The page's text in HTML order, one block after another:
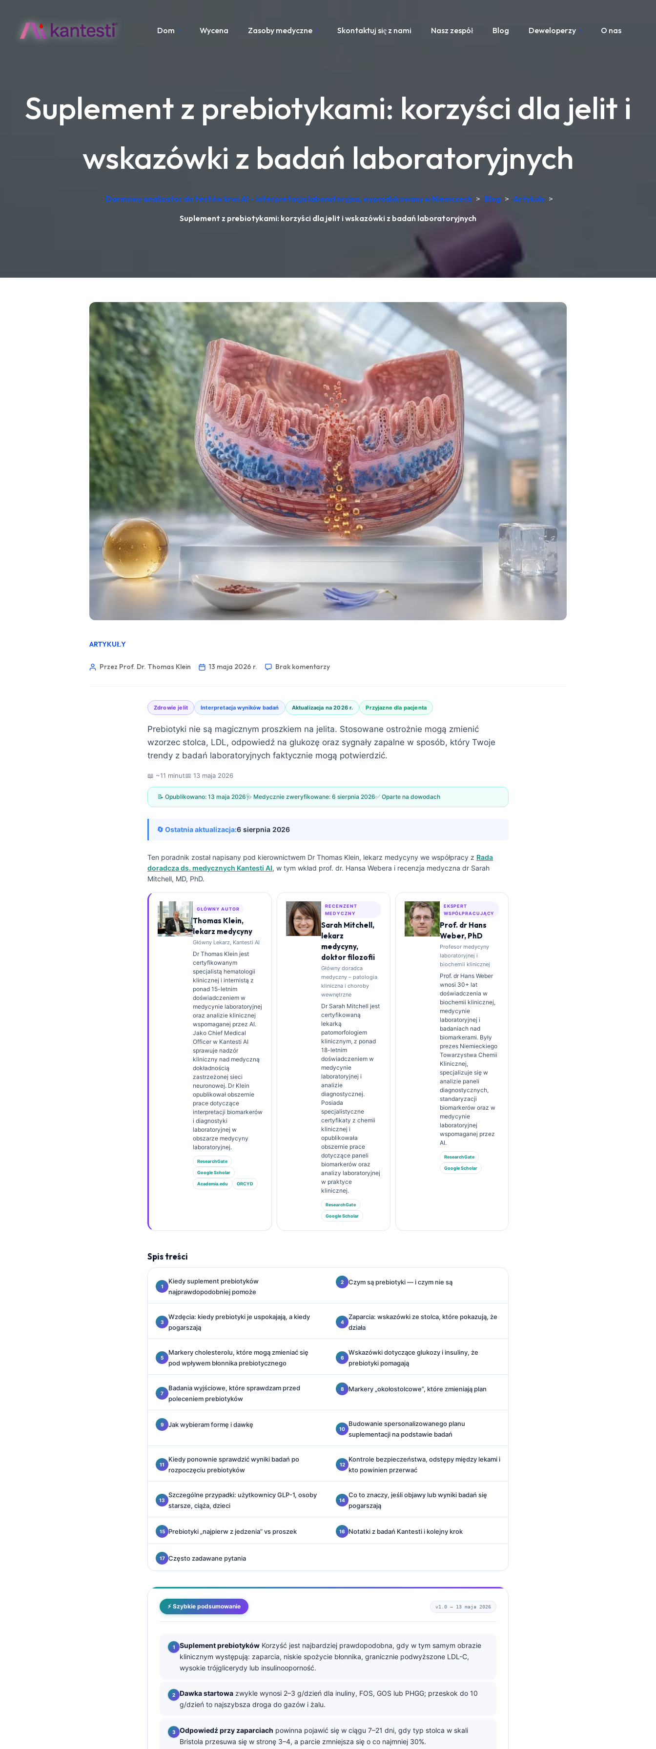
Dom Wycena Zasoby medyczne Skontaktuj się z nami Nasz zespół Blog Deweloperzy O nas
Suplement z prebiotykami: korzyści dla jelit i
wskazówki z badań laboratoryjnych
Darmowy analizator do testów krwi AI – interpretacja laboratoryjna, wyprodukowany w Niemczech > Blog > Artykuły >
Suplement z prebiotykami: korzyści dla jelit i wskazówki z badań laboratoryjnych
ARTYKUŁY
Przez Prof. Dr. Thomas Klein 13 maja 2026 r. Brak komentarzy
Zdrowie jelit Interpretacja wyników badań Aktualizacja na 2026 r. Przyjazne dla pacjenta
Prebiotyki nie są magicznym proszkiem na jelita. Stosowane ostrożnie mogą zmienić
wzorzec stolca, LDL, odpowiedź na glukozę oraz sygnały zapalne w sposób, który Twoje
trendy z badań laboratoryjnych faktycznie mogą potwierdzić.
📖 ~11 minut📅 13 maja 2026
📝 Opublikowano: 13 maja 2026🩺 Medycznie zweryfikowane: 6 sierpnia 2026✅ Oparte na dowodach
🔄 Ostatnia aktualizacja:6 sierpnia 2026
Ten poradnik został napisany pod kierownictwem Dr Thomas Klein, lekarz medycyny we współpracy z Rada
doradcza ds. medycznych Kantesti AI, w tym wkład prof. dr. Hansa Webera i recenzja medyczna dr Sarah
Mitchell, MD, PhD.
GŁÓWNY AUTOR
Thomas Klein,
lekarz medycyny
Główny Lekarz, Kantesti AI
Dr Thomas Klein jest
certyfikowanym
specjalistą hematologii
klinicznej i internistą z
ponad 15-letnim
doświadczeniem w
medycynie laboratoryjnej
oraz analizie klinicznej
wspomaganej przez AI.
Jako Chief Medical
Officer w Kantesti AI
sprawuje nadzór
kliniczny nad medyczną
dokładnością
zastrzeżonej sieci
neuronowej. Dr Klein
opublikował obszernie
prace dotyczące
interpretacji biomarkerów
i diagnostyki
laboratoryjnej w
obszarze medycyny
laboratoryjnej.
ResearchGate
Google Scholar
Academia.edu ORCYD
RECENZENT
MEDYCZNY
Sarah Mitchell,
lekarz
medycyny,
doktor filozofii
Główny doradca
medyczny – patologia
kliniczna i choroby
wewnętrzne
Dr Sarah Mitchell jest
certyfikowaną
lekarką
patomorfologiem
klinicznym, z ponad
18-letnim
doświadczeniem w
medycynie
laboratoryjnej i
analizie
diagnostycznej.
Posiada
specjalistyczne
certyfikaty z chemii
klinicznej i
opublikowała
obszernie prace
dotyczące paneli
biomarkerów oraz
analizy laboratoryjnej
w praktyce
klinicznej.
ResearchGate
Google Scholar
EKSPERT
WSPÓŁPRACUJĄCY
Prof. dr Hans
Weber, PhD
Profesor medycyny
laboratoryjnej i
biochemii klinicznej
Prof. dr Hans Weber
wnosi 30+ lat
doświadczenia w
biochemii klinicznej,
medycynie
laboratoryjnej i
badaniach nad
biomarkerami. Były
prezes Niemieckiego
Towarzystwa Chemii
Klinicznej,
specjalizuje się w
analizie paneli
diagnostycznych,
standaryzacji
biomarkerów oraz w
medycynie
laboratoryjnej
wspomaganej przez
AI.
ResearchGate
Google Scholar
Spis treści
Kiedy suplement prebiotyków
najprawdopodobniej pomoże
Czym są prebiotyki — i czym nie są
Wzdęcia: kiedy prebiotyki je uspokajają, a kiedy
pogarszają
Zaparcia: wskazówki ze stolca, które pokazują, że
działa
Markery cholesterolu, które mogą zmieniać się
pod wpływem błonnika prebiotycznego
Wskazówki dotyczące glukozy i insuliny, że
prebiotyki pomagają
Badania wyjściowe, które sprawdzam przed
poleceniem prebiotyków
Markery „okołostolcowe”, które zmieniają plan
Jak wybieram formę i dawkę
Budowanie spersonalizowanego planu
suplementacji na podstawie badań
Kiedy ponownie sprawdzić wyniki badań po
rozpoczęciu prebiotyków
Kontrole bezpieczeństwa, odstępy między lekami i
kto powinien przerwać
Szczególne przypadki: użytkownicy GLP-1, osoby
starsze, ciąża, dzieci
Co to znaczy, jeśli objawy lub wyniki badań się
pogarszają
Prebiotyki „najpierw z jedzenia” vs proszek Notatki z badań Kantesti i kolejny krok
Często zadawane pytania
⚡ Szybkie podsumowanie v1.0 — 13 maja 2026
Suplement prebiotyków Korzyść jest najbardziej prawdopodobna, gdy w tym samym obrazie
klinicznym występują: zaparcia, niskie spożycie błonnika, granicznie podwyższone LDL-C,
wysokie trójglicerydy lub insulinooporność.
Dawka startowa zwykle wynosi 2–3 g/dzień dla inuliny, FOS, GOS lub PHGG; przeskok do 10
g/dzień to najszybsza droga do gazów i żalu.
Odpowiedź przy zaparciach powinna pojawić się w ciągu 7–21 dni, gdy typ stolca w skali
Bristola przesuwa się w stronę 3–4, a parcie zmniejsza się o co najmniej 30%.